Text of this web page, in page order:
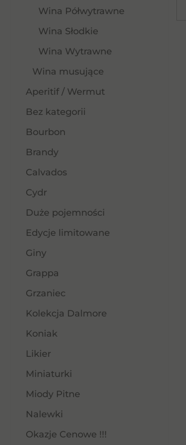
Wina Półwytrawne
Wina Słodkie
Wina Wytrawne
Wina musujące
Aperitif / Wermut
Bez kategorii
Bourbon
Brandy
Calvados
Cydr
Duże pojemności
Edycje limitowane
Giny
Grappa
Grzaniec
Kolekcja Dalmore
Koniak
Likier
Miniaturki
Miody Pitne
Nalewki
Okazje Cenowe !!!